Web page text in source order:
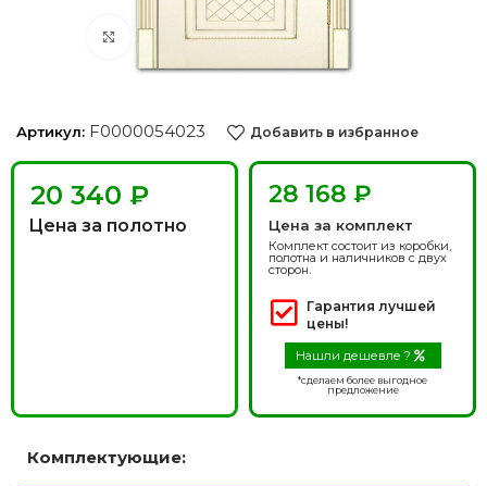
Нажмите, чтобы увеличить
Артикул: F0000054023 Добавить в избранное
₽
Цена за полотно
28 168 ₽
Цена за комплект
Комплект состоит из коробки,
полотна и наличников с двух
сторон.
Гарантия лучшей
цены!
Нашли дешевле ?
*сделаем более выгодное
предложение
Комплектующие: